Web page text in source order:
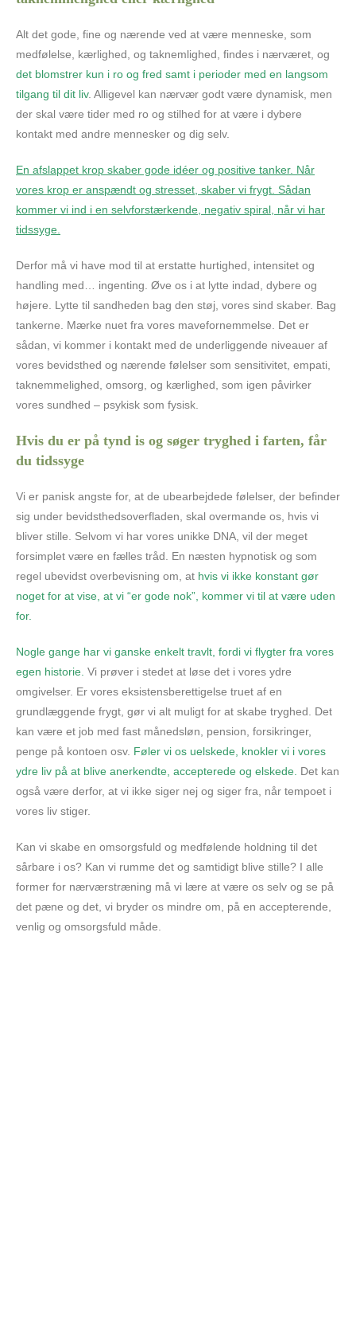
Alt det gode, fine og nærende ved at være menneske, som
medfølelse, kærlighed, og taknemlighed, findes i nærværet, og
det blomstrer kun i ro og fred samt i perioder med en langsom
tilgang til dit liv. Alligevel kan nærvær godt være dynamisk, men
der skal være tider med ro og stilhed for at være i dybere
kontakt med andre mennesker og dig selv.
En afslappet krop skaber gode idéer og positive tanker. Når
vores krop er anspændt og stresset, skaber vi frygt. Sådan
kommer vi ind i en selvforstærkende, negativ spiral, når vi har
tidssyge
Derfor må vi have mod til at erstatte hurtighed, intensitet og
handling med… ingenting. Øve os i at lytte indad, dybere og
højere. Lytte til sandheden bag den støj, vores sind skaber. Bag
tankerne. Mærke nuet fra vores mavefornemmelse. Det er
sådan, vi kommer i kontakt med de underliggende niveauer af
vores bevidsthed og nærende følelser som sensitivitet, empati,
taknemmelighed, omsorg, og kærlighed, som igen påvirker
vores sundhed – psykisk som fysisk.
Hvis du er på tynd is og søger tryghed i farten, får
du tidssyge
Vi er panisk angste for, at de ubearbejdede følelser, der befinder
sig under bevidsthedsoverfladen, skal overmande os, hvis vi
bliver stille. Selvom vi har vores unikke DNA, vil der meget
forsimplet være en fælles tråd. En næsten hypnotisk og som
regel ubevidst overbevisning om, at hvis vi ikke konstant gør
noget for at vise, at vi “er gode nok”, kommer vi til at være uden
for.
Nogle gange har vi ganske enkelt travlt, fordi vi flygter fra vores
egen historie. Vi prøver i stedet at løse det i vores ydre
omgivelser. Er vores eksistensberettigelse truet af en
grundlæggende frygt, gør vi alt muligt for at skabe tryghed. Det
kan være et job med fast månedsløn, pension, forsikringer,
penge på kontoen osv. Føler vi os uelskede, knokler vi i vores
ydre liv på at blive anerkendte, accepterede og elskede. Det kan
også være derfor, at vi ikke siger nej og siger fra, når tempoet i
vores liv stiger.
Kan vi skabe en omsorgsfuld og medfølende holdning til det
sårbare i os? Kan vi rumme det og samtidigt blive stille? I alle
former for nærværstræning må vi lære at være os selv og se på
det pæne og det, vi bryder os mindre om, på en accepterende,
venlig og omsorgsfuld måde.